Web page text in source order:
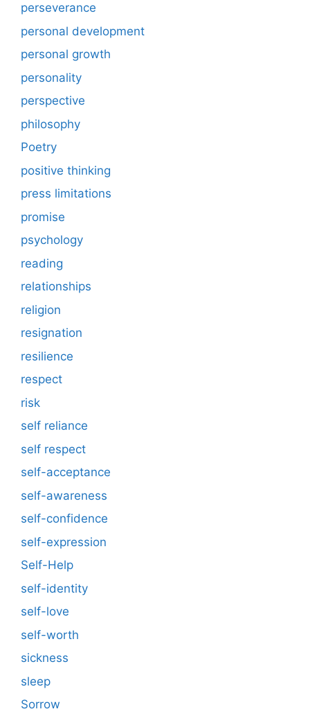
perseverance
personal development
personal growth
personality
perspective
philosophy
Poetry
positive thinking
press limitations
promise
psychology
reading
relationships
religion
resignation
resilience
respect
risk
self reliance
self respect
self-acceptance
self-awareness
self-confidence
self-expression
Self-Help
self-identity
self-love
self-worth
sickness
sleep
Sorrow